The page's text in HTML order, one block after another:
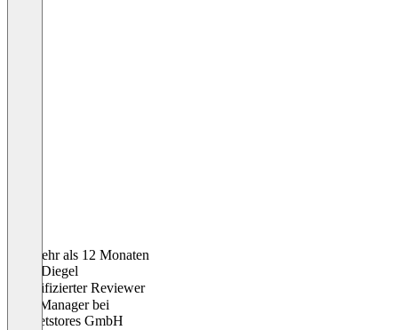
Vor mehr als 12 Monaten
Erich Diegel
Verifizierter Reviewer
PSM Managerbei
internetstores GmbH